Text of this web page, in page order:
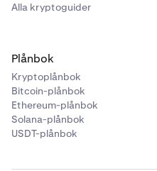
Alla kryptoguider
Plånbok
Kryptoplånbok
Bitcoin-plånbok
Ethereum-plånbok
Solana-plånbok
USDT-plånbok